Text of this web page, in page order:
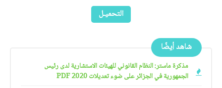
التحميـل
شاهد أيضًا
مذكرة ماستر: النظام القانوني للهيئات الاستشارية لدى رئيس
الجمهورية في الجزائر على ضوء تعديلات 2020 PDF